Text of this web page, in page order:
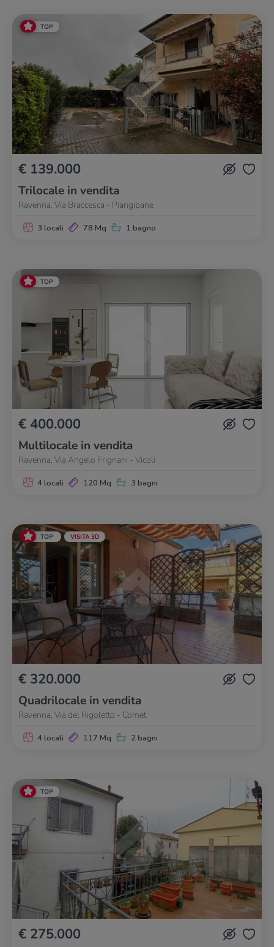
TOP
€ 139.000
Trilocale in vendita
Ravenna, Via Braccesca - Piangipane
3 locali 78 Mq 1 bagno
TOP
€ 400.000
Multilocale in vendita
Ravenna, Via Angelo Frignani - Vicoli
4 locali 120 Mq 3 bagni
TOP VISITA 3D
€ 320.000
Quadrilocale in vendita
Ravenna, Via del Rigoletto - Comet
4 locali 117 Mq 2 bagni
TOP
€ 275.000